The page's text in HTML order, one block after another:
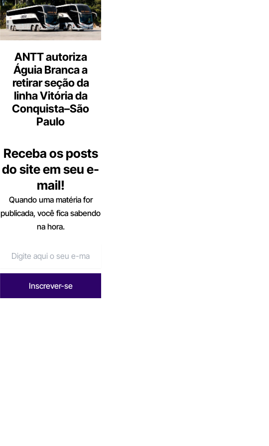
ANTT autoriza
Águia Branca a
retirar seção da
linha Vitória da
Conquista–São
Paulo
Receba os posts
do site em seu e-
mail!
Quando uma matéria for
publicada, você fica sabendo
na hora.
Inscrever-se